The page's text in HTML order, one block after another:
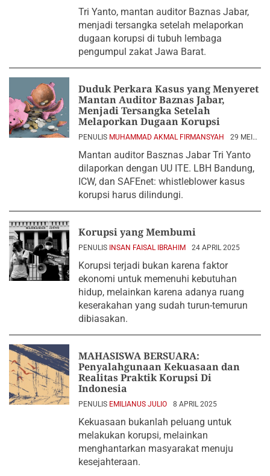
Tri Yanto, mantan auditor Baznas Jabar,
menjadi tersangka setelah melaporkan
dugaan korupsi di tubuh lembaga
pengumpul zakat Jawa Barat.
Duduk Perkara Kasus yang Menyeret
Mantan Auditor Baznas Jabar,
Menjadi Tersangka Setelah
Melaporkan Dugaan Korupsi
PENULIS MUHAMMAD AKMAL FIRMANSYAH
29 MEI
Mantan auditor Basznas Jabar Tri Yanto
dilaporkan dengan UU ITE. LBH Bandung,
ICW, dan SAFEnet: whistleblower kasus
korupsi harus dilindungi.
Korupsi yang Membumi
PENULIS INSAN FAISAL IBRAHIM 24 APRIL 2025
Korupsi terjadi bukan karena faktor
ekonomi untuk memenuhi kebutuhan
hidup, melainkan karena adanya ruang
keserakahan yang sudah turun-temurun
dibiasakan.
MAHASISWA BERSUARA:
Penyalahgunaan Kekuasaan dan
Realitas Praktik Korupsi Di
Indonesia
PENULIS EMILIANUS JULIO 8 APRIL 2025
Kekuasaan bukanlah peluang untuk
melakukan korupsi, melainkan
menghantarkan masyarakat menuju
kesejahteraan.